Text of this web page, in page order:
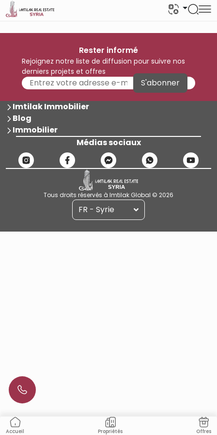
Accueil Propriétés Offres
Rester informé
Rejoignez notre liste de diffusion pour suivre nos
derniers projets et offres
S'abonner
Imtilak Immobilier
Blog
Immobilier
Médias sociaux
Tous droits réservés à Imtilak Global © 2026
FR - Syrie